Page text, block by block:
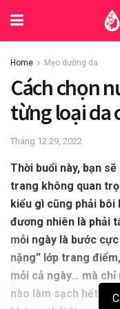
Home Mẹo dưỡng da
Cách chọn
từng loại da
Tháng 12 29, 2022
Thời buổi này, bạn
trang không quan
kiểu gì cũng phải bôi
đương nhiên là phải
mỗi ngày là bước
nặng” lớp trang
mỏi cả ngày… mà
nào làm sạch hết